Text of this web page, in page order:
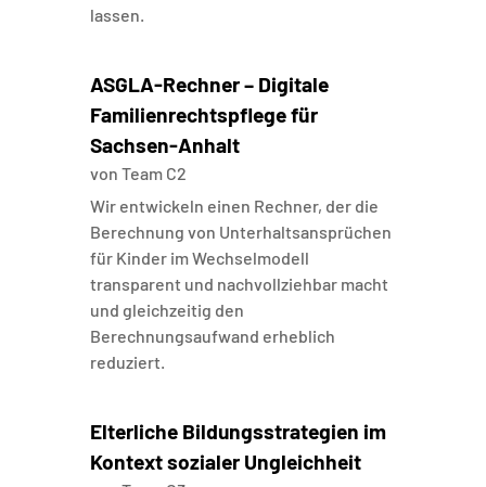
lassen.
ASGLA-Rechner – Digitale
Familienrechtspflege für
Sachsen-Anhalt
von Team C2
Wir entwickeln einen Rechner, der die
Berechnung von Unterhaltsansprüchen
für Kinder im Wechselmodell
transparent und nachvollziehbar macht
und gleichzeitig den
Berechnungsaufwand erheblich
reduziert.
Elterliche Bildungsstrategien im
Kontext sozialer Ungleichheit